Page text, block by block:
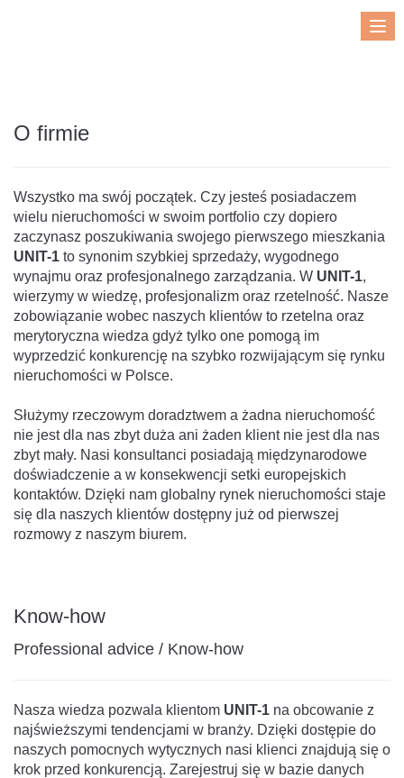
O firmie
Wszystko ma swój początek. Czy jesteś posiadaczem
wielu nieruchomości w swoim portfolio czy dopiero
zaczynasz poszukiwania swojego pierwszego mieszkania
UNIT-1 to synonim szybkiej sprzedaży, wygodnego
wynajmu oraz profesjonalnego zarządzania. W UNIT-1,
wierzymy w wiedzę, profesjonalizm oraz rzetelność. Nasze
zobowiązanie wobec naszych klientów to rzetelna oraz
merytoryczna wiedza gdyż tylko one pomogą im
wyprzedzić konkurencję na szybko rozwijającym się rynku
nieruchomości w Polsce.
Służymy rzeczowym doradztwem a żadna nieruchomość
nie jest dla nas zbyt duża ani żaden klient nie jest dla nas
zbyt mały. Nasi konsultanci posiadają międzynarodowe
doświadczenie a w konsekwencji setki europejskich
kontaktów. Dzięki nam globalny rynek nieruchomości staje
się dla naszych klientów dostępny już od pierwszej
rozmowy z naszym biurem.
Know-how
Professional advice / Know-how
Nasza wiedza pozwala klientom UNIT-1 na obcowanie z
najświeższymi tendencjami w branży. Dzięki dostępie do
naszych pomocnych wytycznych nasi klienci znajdują się o
krok przed konkurencją. Zarejestruj się w bazie danych